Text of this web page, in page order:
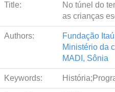
Title:
No túnel do
as crianças
Authors:
Fundação
Ministério da
MADI, Sônia
Keywords: